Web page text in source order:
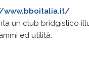
www.bboitalia.it/
un club bridgistico
ed utilità.